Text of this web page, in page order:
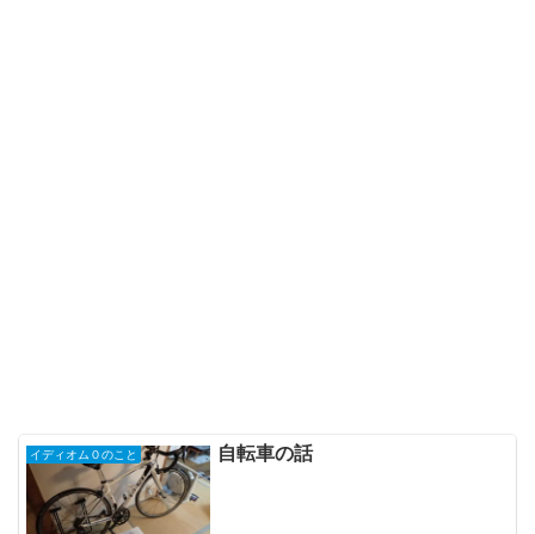
イディオム０のこと 自転車の話